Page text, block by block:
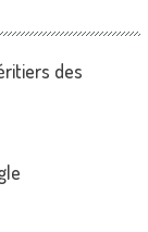
des